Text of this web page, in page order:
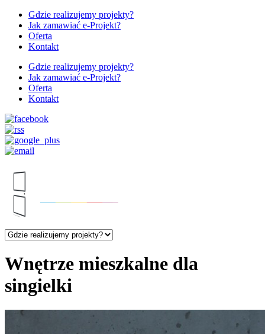
Gdzie realizujemy projekty?
Jak zamawiać e-Projekt?
Oferta
Kontakt
Gdzie realizujemy projekty?
Jak zamawiać e-Projekt?
Oferta
Kontakt
Wnętrze mieszkalne dla
singielki